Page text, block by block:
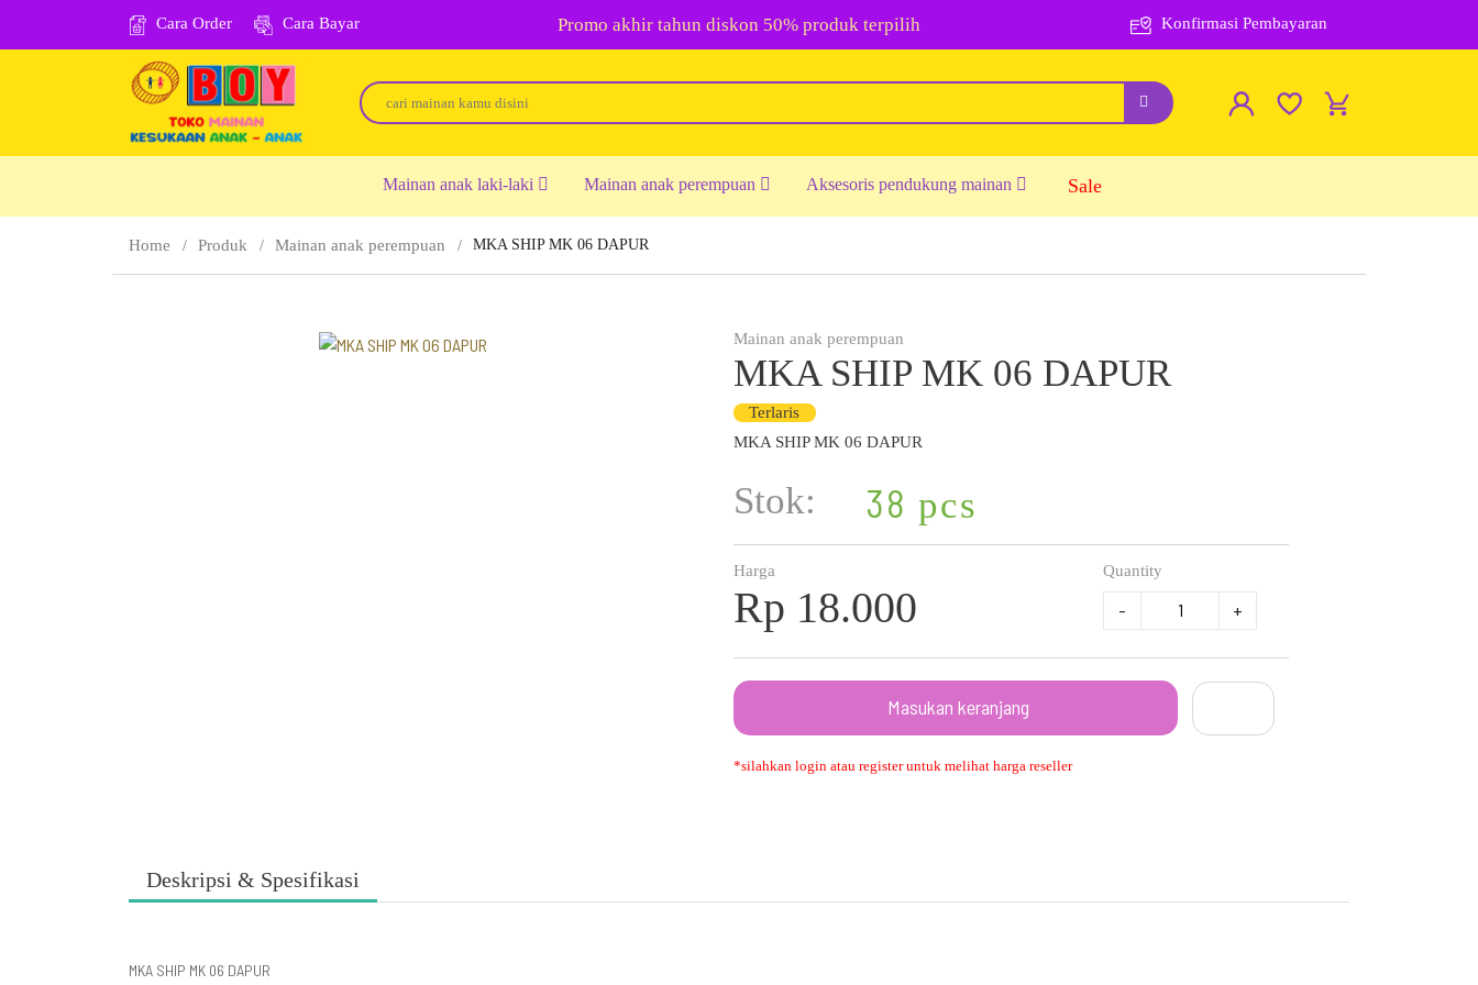
Cara Order Cara Bayar Promo akhir tahun diskon 50% produk terpilih Konfirmasi Pembayaran
Mainan anak laki-laki Mainan anak perempuan Aksesoris pendukung mainan Sale
Home Produk Mainan anak perempuan MKA SHIP MK 06 DAPUR
Mainan anak perempuan
MKA SHIP MK 06 DAPUR
Terlaris
MKA SHIP MK 06 DAPUR
Stok: 38 pcs
Harga
Rp 18.000
Quantity
- +
Masukan keranjang
*silahkan login atau register untuk melihat harga reseller
Deskripsi & Spesifikasi
MKA SHIP MK 06 DAPUR